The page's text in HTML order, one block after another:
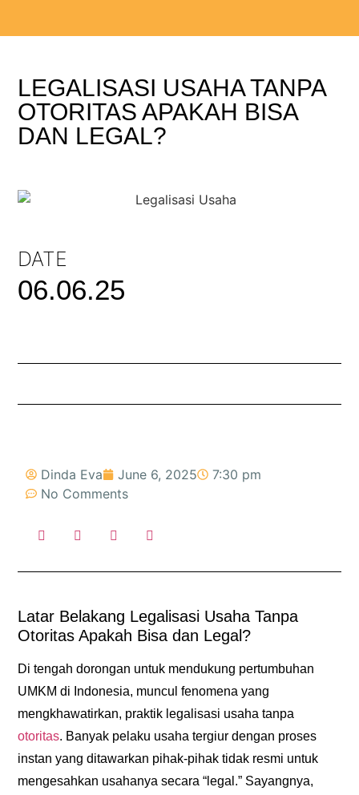
LEGALISASI USAHA TANPA
OTORITAS APAKAH BISA
DAN LEGAL?
DATE
06.06.25
Dinda Eva June 6, 2025
7:30 pm
No Comments
Latar Belakang Legalisasi Usaha Tanpa
Otoritas Apakah Bisa dan Legal?
Di tengah dorongan untuk mendukung pertumbuhan
UMKM di Indonesia, muncul fenomena yang
mengkhawatirkan, praktik legalisasi usaha tanpa
otoritas. Banyak pelaku usaha tergiur dengan proses
instan yang ditawarkan pihak-pihak tidak resmi untuk
mengesahkan usahanya secara “legal.” Sayangnya,